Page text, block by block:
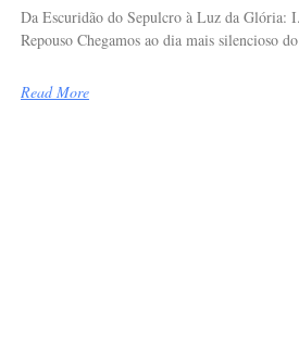
Da Escuridão do Sepulcro à Luz da Glória:
Repouso Chegamos ao dia mais silencioso do
Read More